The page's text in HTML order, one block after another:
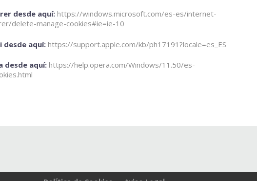
desde aquí: https://windows.microsoft.com/es-es/internet-
delete-manage-cookies#ie=ie-10
desde aquí: https://support.apple.com/kb/ph17191?locale=es_ES
desde aquí: https://help.opera.com/Windows/11.50/es-